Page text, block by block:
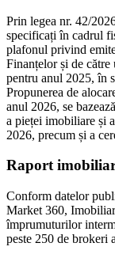
Prin legea nr. 42/
specificați în cadrul
plafonul privind
Finanțelor și de
pentru anul 2025, în
Propunerea de
anul 2026, se
a pieței imobiliare și
2026, precum și a
Raport
Conform datelor
Market 360,
împrumuturilor
peste 250 de brokeri